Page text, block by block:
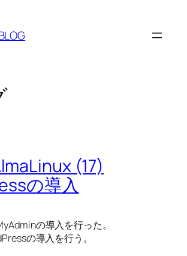
(17)
の導入
の導入を行った。
の導入を行う。